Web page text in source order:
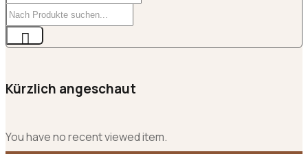
Kürzlich angeschaut
You have no recent viewed item.